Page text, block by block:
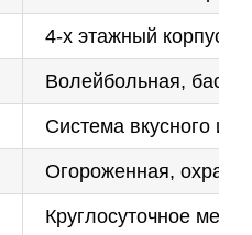
4-х этажный корпус,
Волейбольная,
Система вкусного и
Огороженная,
Круглосуточное